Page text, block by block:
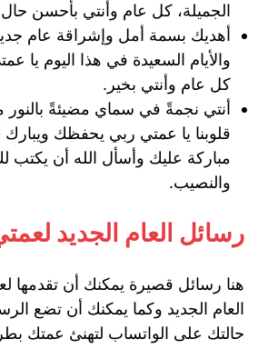
الجميلة، كل عام وأنتي بأحسن
أهديك بسمة أمل وإشراقة عام
والأيام السعيدة في هذا اليوم يا
كل عام وأنتي بخير.
أنتي نجمةً في سماي مضيئةً
قلوبنا يا عمتي ربي يحفظك
مباركة عليك وأسأل الله أن يكتب
والنصيب.
رسائل العام الجديد
هنا رسائل قصيرة يمكنك أن تقدمها
العام الجديد وكما يمكنك أن تضع
حالتك على الواتساب لتهنئ عمتك